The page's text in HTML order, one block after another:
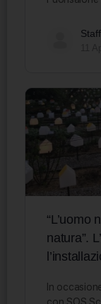
“L’uomo
natura”.
In